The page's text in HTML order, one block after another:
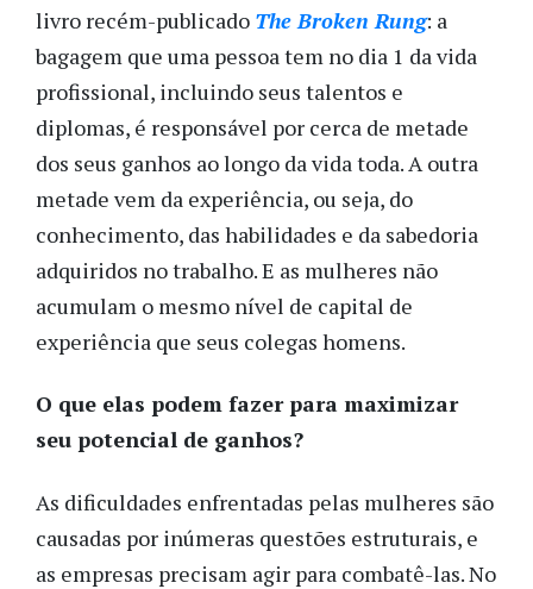
livro recém-publicado The Broken Rung: a
bagagem que uma pessoa tem no dia 1 da vida
profissional, incluindo seus talentos e
diplomas, é responsável por cerca de metade
dos seus ganhos ao longo da vida toda. A outra
metade vem da experiência, ou seja, do
conhecimento, das habilidades e da sabedoria
adquiridos no trabalho. E as mulheres não
acumulam o mesmo nível de capital de
experiência que seus colegas homens.
O que elas podem fazer para maximizar
seu potencial de ganhos?
As dificuldades enfrentadas pelas mulheres são
causadas por inúmeras questões estruturais, e
as empresas precisam agir para combatê-las. No